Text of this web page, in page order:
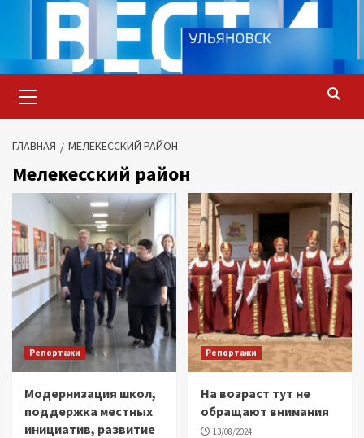
содержимому
меню
ГЛАВНАЯ МЕЛЕКЕССКИЙ РАЙОН
Мелекесский район
Репортажи
Модернизация школ,
поддержка местных
инициатив, развитие
Репортажи
На возраст тут не
обращают внимания
13/08/2024